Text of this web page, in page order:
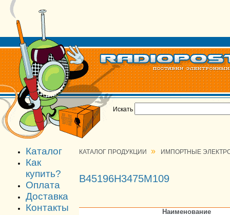
Искать
Каталог
Как
купить?
Оплата
Доставка
Контакты
КАТАЛОГ ПРОДУКЦИИ » ИМПОРТНЫЕ
B45196H3475M109
Наименование